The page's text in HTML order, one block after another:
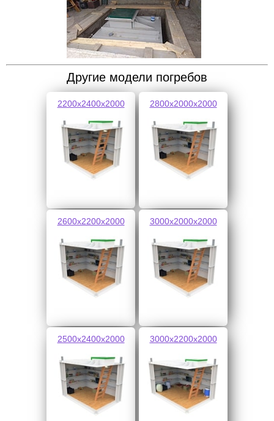
Другие модели погребов
2200х2400х2000 2800х2000х2000
2600х2200х2000 3000х2000х2000
2500х2400х2000 3000х2200х2000